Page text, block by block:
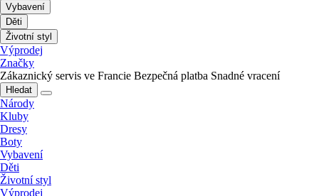
Vybavení
Děti
Životní styl
Výprodej
Značky
Zákaznický servis ve Francie Bezpečná platba Snadné vracení
Hledat
Národy
Kluby
Dresy
Boty
Vybavení
Děti
Životní styl
Výprodej